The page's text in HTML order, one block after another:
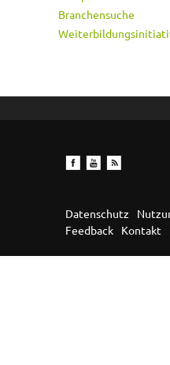
Branchensuche
Datenschutz
Feedback
Kontakt